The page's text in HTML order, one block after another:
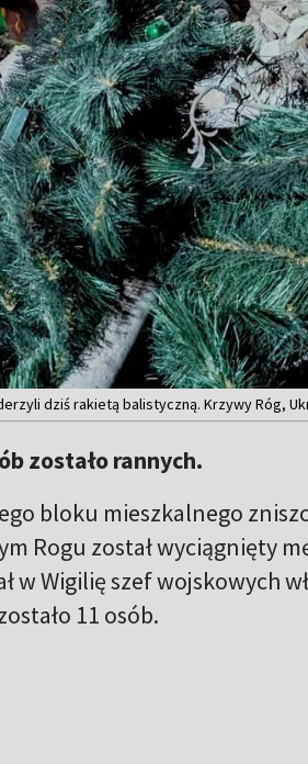
dziś rakietą balistyczną. Krzywy Róg,
zostało rannych.
bloku mieszkalnego
Rogu został wyciągnięty
w Wigilię szef wojskowych
11 osób.